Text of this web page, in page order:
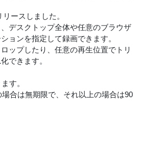
ースしました。
デスクトップ全体や任意のブラウザ
ョンを指定して録画できます。
ップしたり、任意の再生位置でトリ
できます。
す。
合は無期限で、それ以上の場合は90